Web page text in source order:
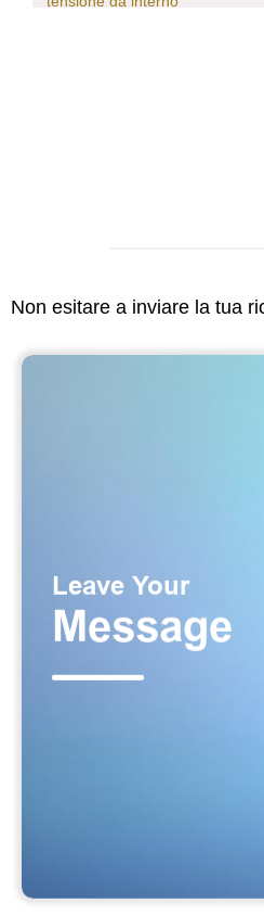
Non esitare a inviare la tua